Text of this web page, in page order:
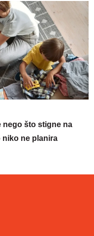
nego što stigne na
niko ne planira